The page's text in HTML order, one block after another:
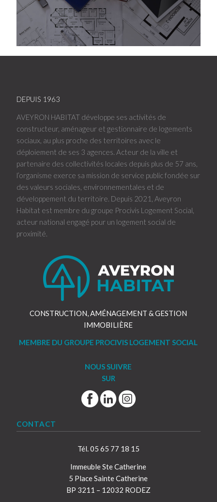
DEPUIS 1963
AVEYRON HABITAT développe ses activités de
constructeur, aménageur et gestionnaire de logements
sociaux, au plus proche des territoires avec le
déploiement de ses 3 agences. Acteur de la ville et
partenaire des collectivités locales depuis plus de 57 ans,
l’organisme exerce sa mission de service public fondée sur
des valeurs sociales, environnementales et de
développement du territoire. Depuis 2021, Aveyron
Habitat est membre du groupe Procivis Logement Social,
acteur national engagé pour un logement social de
proximité.
CONSTRUCTION, AMÉNAGEMENT & GESTION
IMMOBILIÈRE
MEMBRE DU GROUPE PROCIVIS LOGEMENT SOCIAL
NOUS SUIVRE
SUR
CONTACT
Tél. 05 65 77 18 15
Immeuble Ste Catherine
5 Place Sainte Catherine
BP 3211 – 12032 RODEZ